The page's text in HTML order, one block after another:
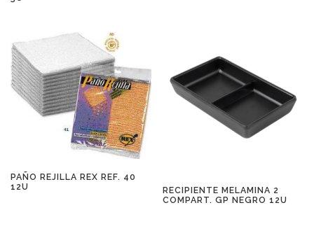
PAÑO REJILLA REX REF. 40
12U
RECIPIENTE MELAMINA 2
COMPART. GP NEGRO 12U